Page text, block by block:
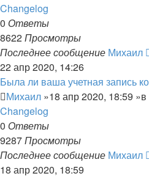
Changelog
0 Ответы
8622Просмотры
Последнее сообщение Михаил
22 апр 2020, 14:26
Была ли ваша учетная запись
Михаил »18 апр 2020, 18:59
Changelog
0 Ответы
9287Просмотры
Последнее сообщение Михаил
18 апр 2020, 18:59